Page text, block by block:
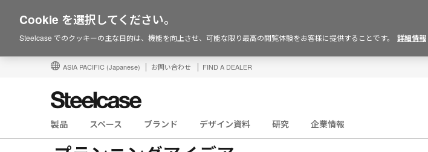
ASIA PACIFIC (Japanese) お問い合わせ FIND A DEALER
製品 スペース ブランド デザイン資料 研究 企業情報
Cookie を選択してください。
Steelcase でのクッキーの主な目的は、機能を向上させ、可能な限り最高の閲覧体験をお客様に提供することです。 詳細情報